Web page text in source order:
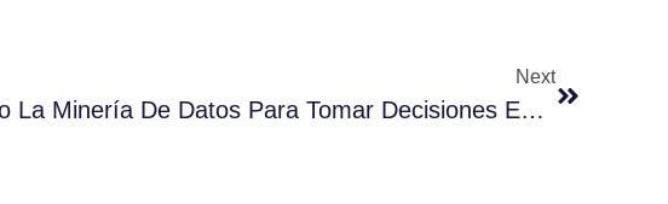
Next
Aprovechando La Minería De Datos Para Tomar Decisiones Empresariales